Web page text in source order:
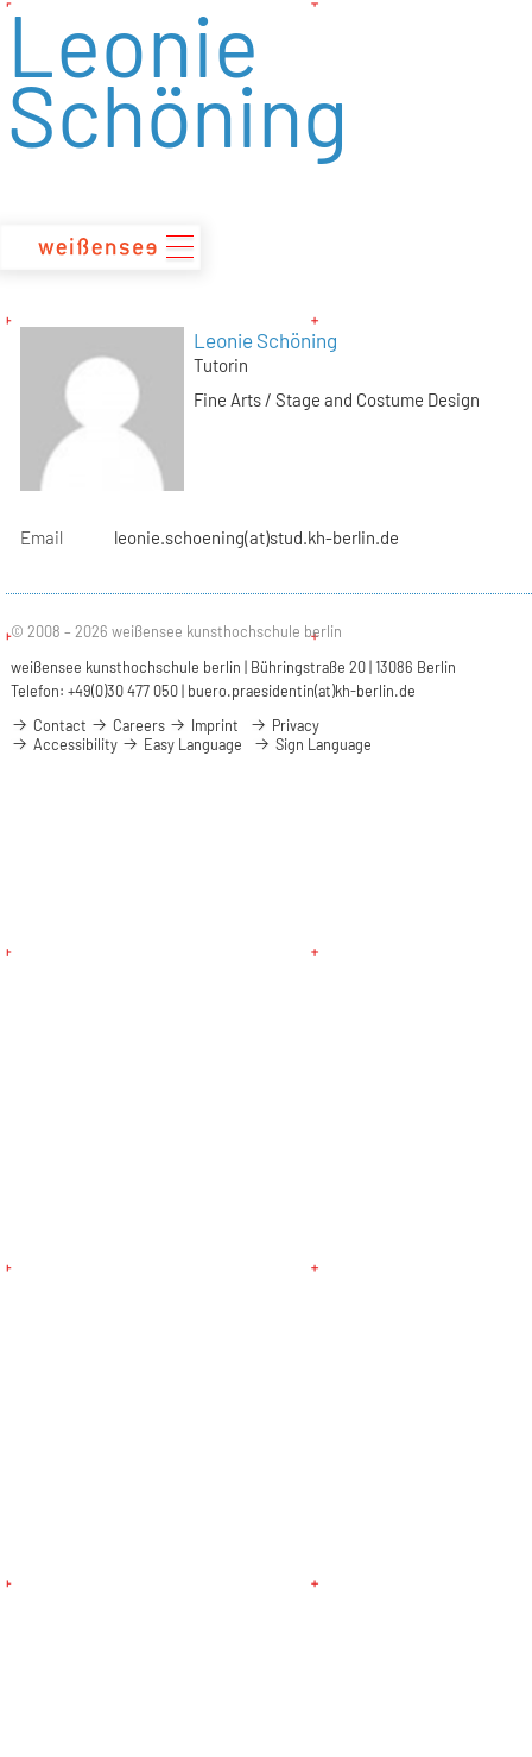
zumLeonie
Schöning
Leonie Schöning
Tutorin
Fine Arts / Stage and Costume Design
Email leonie.schoening(at)stud.kh-berlin.de
© 2008 – 2026 weißensee kunsthochschule berlin
weißensee kunsthochschule berlin | Bühringstraße 20 | 13086 Berlin
Telefon: +49(0)30 477 050 | buero.praesidentin(at)kh-berlin.de
Contact
Careers Imprint
Privacy
Accessibility
Easy Language Sign Language